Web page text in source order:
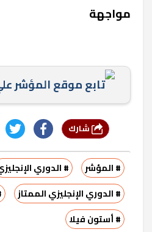
مواجهة
تابع موقع المؤشر
# المؤشر
# الدوري
# الدوري الإنجليزي الممتاز
# أستون فيلا